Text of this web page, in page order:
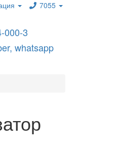
7055
000-3
whatsapp